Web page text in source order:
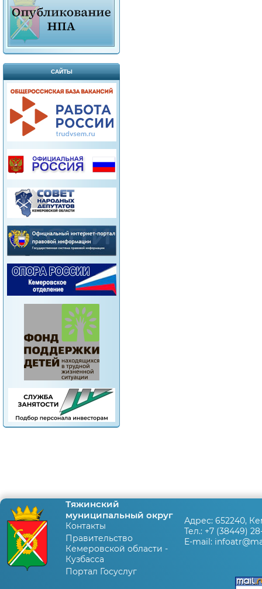
САЙТЫ
Тяжинский
муниципальный округ
Контакты
Правительство
Кемеровской области -
Кузбасса
Портал Госуслуг
Адрес: 652240,
Тел.: +7 (38449)
E-mail: